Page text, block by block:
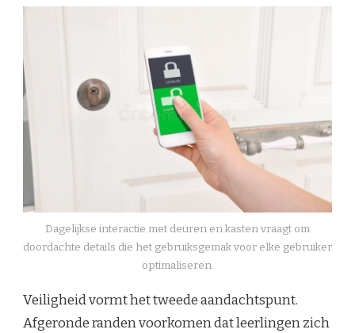
Dagelijkse interactie met deuren en kasten vraagt om
doordachte details die het gebruiksgemak voor elke gebruiker
optimaliseren.
Veiligheid vormt het tweede aandachtspunt.
Afgeronde randen voorkomen dat leerlingen zich